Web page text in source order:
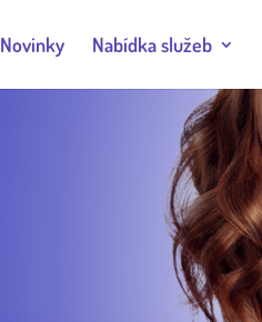
Novinky Nabídka služeb